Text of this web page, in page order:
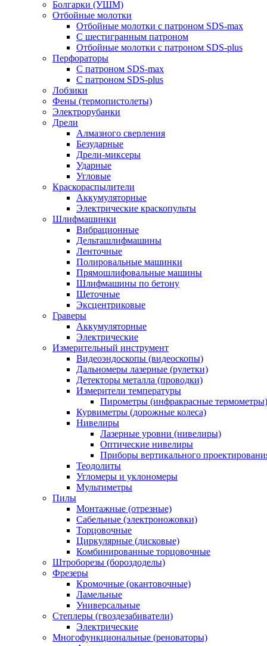
Болгарки (УШМ)
Отбойные молотки
Отбойные молотки с патроном SDS-max
С шестигранным патроном
Отбойные молотки с патроном SDS-plus
Перфораторы
С патроном SDS-max
С патроном SDS-plus
Лобзики
Фены (термопистолеты)
Электрорубанки
Дрели
Алмазного сверления
Безударные
Дрели-миксеры
Ударные
Угловые
Краскораспылители
Аккумуляторные
Электрические краскопульты
Шлифмашинки
Вибрационные
Дельташлифмашины
Ленточные
Полировальные машинки
Прямошлифовальные машины
Шлифмашины по бетону
Щеточные
Эксцентриковые
Граверы
Аккумуляторные
Электрические
Измерительный инструмент
Видеоэндоскопы (видеоскопы)
Дальномеры лазерные (рулетки)
Детекторы металла (проводки)
Измерители температуры
Пирометры (инфракрасные термометры)
Курвиметры (дорожные колеса)
Нивелиры
Лазерные уровни (нивелиры)
Оптические нивелиры
Приборы вертикального
Теодолиты
Угломеры и уклономеры
Мультиметры
Пилы
Монтажные (отрезные)
Сабельные (электроножовки)
Торцовочные
Циркулярные (дисковые)
Комбинированные торцовочные
Штроборезы (бороздоделы)
Фрезеры
Кромочные (окантовочные)
Ламельные
Универсальные
Степлеры (гвоздезабиватели)
Электрические
Многофункциональные (реноваторы)